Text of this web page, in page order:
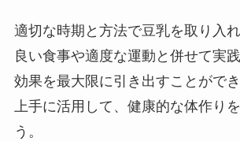
適切な時期と方法で豆乳を取り入
良い食事や適度な運動と併せて実
効果を最大限に引き出すことがで
上手に活用して、健康的な体作り
う。